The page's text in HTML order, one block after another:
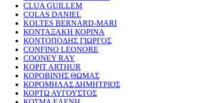
CLUA GUILLEM
COLAS DANIEL
KOLTES BERNARD-MARI
ΚΟΝΤΑΞΑΚΗ ΚΟΡΙΝΑ
ΚΟΝΤΟΠΟΔΗΣ ΓΙΩΡΓΟΣ
CONFINO LEONORE
COONEY RAY
KOPIT ARTHUR
ΚΟΡΟΒΙΝΗΣ ΘΩΜΑΣ
ΚΟΡΟΜΗΛΑΣ ΔΗΜΗΤΡΙΟΣ
ΚΟΡΤΩ ΑΥΓΟΥΣΤΟΣ